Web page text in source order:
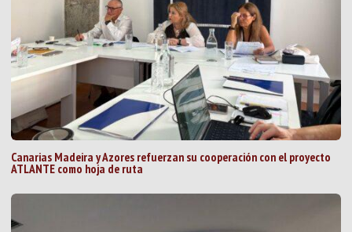
Canarias Madeira y Azores refuerzan su cooperación con el proyecto
ATLANTE como hoja de ruta